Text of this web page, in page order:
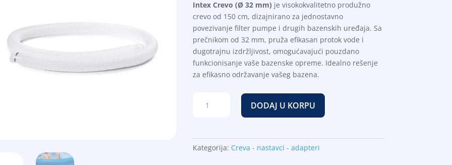
Intex Crevo (Ø 32 mm) je visokokvalitetno produžno
crevo od 150 cm, dizajnirano za jednostavno
povezivanje filter pumpe i drugih bazenskih uređaja. Sa
prečnikom od 32 mm, pruža efikasan protok vode i
dugotrajnu izdržljivost, omogućavajući pouzdano
funkcionisanje vaše bazenske opreme. Idealno rešenje
za efikasno održavanje vašeg bazena.
crevo
mm)
DODAJ U KORPU
Kategorija: Creva - nastavci - adapteri